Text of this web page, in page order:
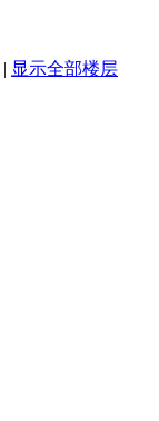
| 显示全部楼层